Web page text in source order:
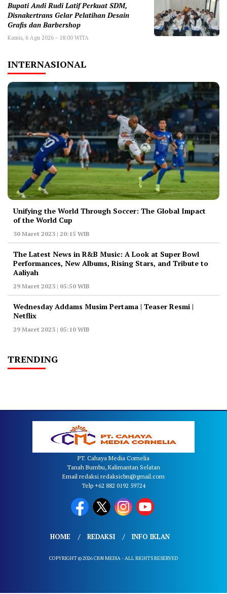
Bupati Andi Rudi Latif Perkuat SDM,
Disnakertrans Gelar Pelatihan Desain
Grafis dan Barbershop
Kamis, 6 Agu 2026 - 18:00 WITA
INTERNASIONAL
Unifying the World Through Soccer: The Global Impact
of the World Cup
30 Maret 2023 | 20:15 WIB
The Latest News in R&B Music: A Look at Super Bowl
Performances, New Albums, Rising Stars, and Tribute to
Aaliyah
29 Maret 2023 | 05:50 WIB
Wednesday Addams Musim Pertama | Teaser Resmi |
Netflix
29 Maret 2023 | 05:10 WIB
TRENDING
PT. Cahaya Media Cornelia
Tanah Bumbu, Kalimantan Selatan
Email redaksi redaksicbn@gmail.com
Telp +62 882 0192 59724
HOME REDAKSI INFO IKLAN
COPYRIGHT © 2026 CBN MEDIA - ALL RIGHTS RESERVED